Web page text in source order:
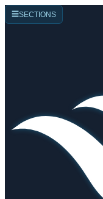
☰SECTIONS